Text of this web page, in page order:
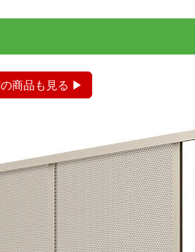
商品も見る ▶